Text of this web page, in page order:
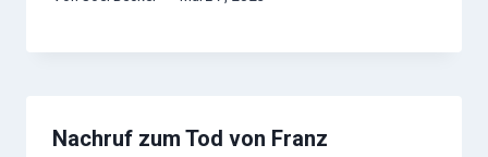
Nachruf zum Tod von Franz